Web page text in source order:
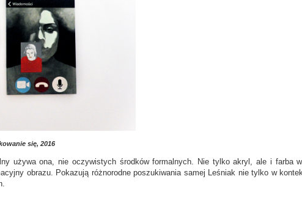
się, 2016
używa ona, nie oczywistych środków formalnych. Nie tylko akryl, ale i farba
obrazu. Pokazują różnorodne poszukiwania samej Leśniak nie tylko w